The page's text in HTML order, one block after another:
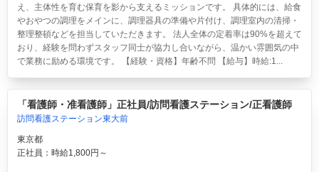
え、主体性を育む保育を影から支えるミッションです。 具体的には、給食
やおやつの調理をメインに、調理器具の準備や片付け、調理室内の清掃・
整理整頓などを担当していただきます。 法人全体の定着率は90%を超えて
おり、経験を問わずスタッフ同士が協力し合いながら、温かい雰囲気の中
で業務に励める環境です。 【経験・資格】年齢不問 【給与】時給:1...
「看護師・准看護師」正社員/訪問看護ステーション/正看護師
訪問看護ステーション東大前
東京都
正社員：時給1,800円～